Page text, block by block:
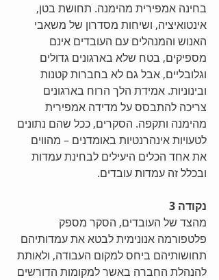
בחינה אמפירית מהימנה. תחושת בטן,
אינטואיציה, ושיחות מסדרון של משאבי
האנוש והמנהלים עם העובדים אינם
מספיקים, בטח שלא בארגונים גדולים
וגלובליים, אבל גם לא בחברות קטנות
ובינוניות. אמידת הלך הרוח בארגונים
צריכה להתבסס על מדידה אמפירית
מהימנה ותקפה. הסקרים, ככל שהם נתונים
לטעויות אינהרנטיות באומדנים – מהווים
את אחד הכלים היעילים לבחינת עמדות
ובכלל זה עמדות עובדים.
נקודה 3
מהצד של העובדים, הסקר מספק
פלטפורמה אנונימית לבטא את עמדותיהם
תחושותיהם ביחס למקום העבודה, ולאותת
להנהלת החברה באשר למקומות הדורשים